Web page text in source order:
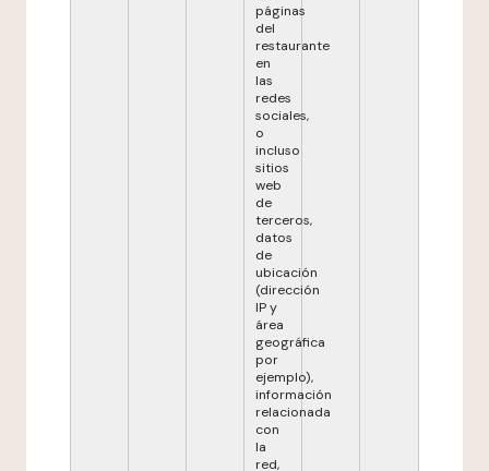
páginas
del
restaurante
en
las
redes
sociales,
o
incluso
sitios
web
de
terceros,
datos
de
ubicación
(dirección
IP y
área
geográfica
por
ejemplo),
información
relacionada
con
la
red,